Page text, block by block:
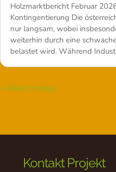
Holzmarktbericht Februar
Kontingentierung Die
nur langsam, wobei
weiterhin durch eine
belastet wird. Während
« Ältere Einträge
Kontakt Projekt